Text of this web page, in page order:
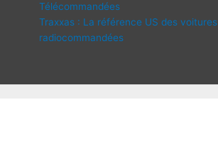
Télécommandées
Traxxas : La référence US des voitures
radiocommandées